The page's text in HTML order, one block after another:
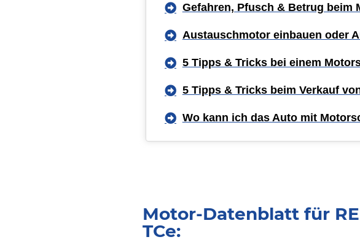
Gefahren, Pfusch & Betrug beim
Austauschmotor einbauen oder
5 Tipps & Tricks bei einem
5 Tipps & Tricks beim Verkauf
Wo kann ich das Auto mit
Motor-Datenblatt für
TCe: